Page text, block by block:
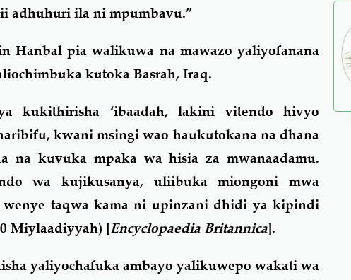
adhuhuri ila ni mpumbavu.”
Hanbal pia walikuwa na mawazo yaliyofanana
kutoka Basrah, Iraq.
kukithirisha ‘ibaadah, lakini vitendo hivyo
kwani msingi wao haukutokana na dhana
na kuvuka mpaka wa hisia za mwanaadamu.
wa kujikusanya, uliibuka miongoni mwa
wenye taqwa kama ni upinzani dhidi ya kipindi
Miylaadiyyah) [Encyclopaedia Britannica].
yaliyochafuka ambayo yalikuwepo wakati wa